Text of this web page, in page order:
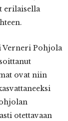
erilaisella
Verneri Pohjola
ovat niin
otettavaan